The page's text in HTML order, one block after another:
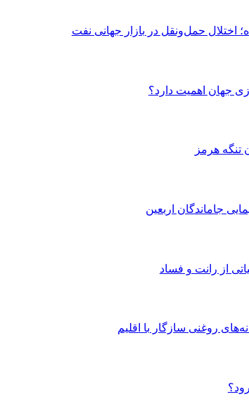
اختلال حمل‌ونقل در بازار جهانی نفت
جهان اهمیت دارد؟
جاماندگان اربعین
روغنی سازگار با اقلیم